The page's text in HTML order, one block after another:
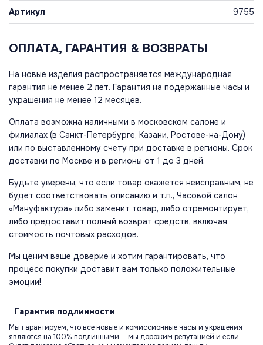
Артикул 9755
ОПЛАТА, ГАРАНТИЯ & ВОЗВРАТЫ
На новые изделия распространяется международная
гарантия не менее 2 лет. Гарантия на подержанные часы и
украшения не менее 12 месяцев.
Оплата возможна наличными в московском салоне и
филиалах (в Санкт-Петербурге, Казани, Ростове-на-Дону)
или по выставленному счету при доставке в регионы. Срок
доставки по Москве и в регионы от 1 до 3 дней.
Будьте уверены, что если товар окажется неисправным, не
будет соответствовать описанию и т.п., Часовой салон
«Мануфактура» либо заменит товар, либо отремонтирует,
либо предоставит полный возврат средств, включая
стоимость почтовых расходов.
Мы ценим ваше доверие и хотим гарантировать, что
процесс покупки доставит вам только положительные
эмоции!
Гарантия подлинности
Мы гарантируем, что все новые и комиссионные часы и украшения
являются на 100% подлинными — мы дорожим репутацией и если